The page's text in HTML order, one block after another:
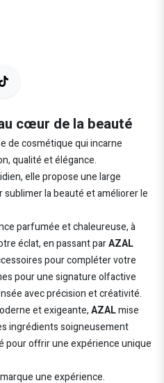
cœur de la beauté
de cosmétique qui incarne
qualité et élégance.
elle propose une large
la beauté et améliorer le
parfumée et chaleureuse, à
éclat, en passant parAZAL
pour compléter votre
pour une signature olfactive
avec précision et créativité.
et exigeante,AZALmise
ingrédients soigneusement
pour offrir une expérience unique
une expérience.